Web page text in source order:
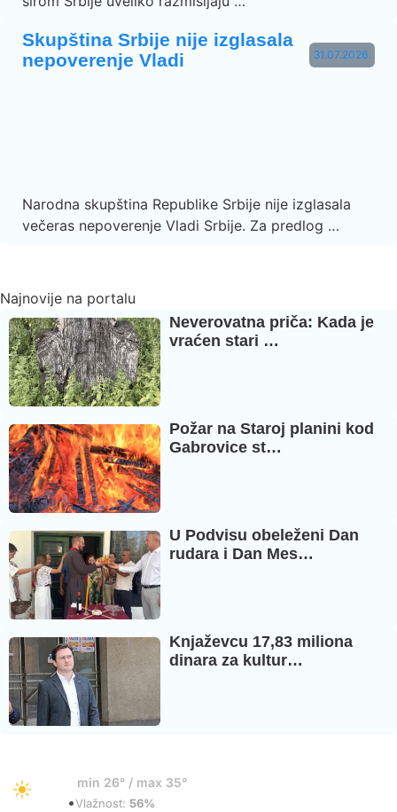
31.07.2026.
Skupština Srbije nije izglasala
nepoverenje Vladi
Narodna skupština Republike Srbije nije izglasala
večeras nepoverenje Vladi Srbije. Za predlog …
Najnovije na portalu
Neverovatna priča: Kada je
vraćen stari …
Požar na Staroj planini kod
Gabrovice st…
U Podvisu obeleženi Dan
rudara i Dan Mes…
Knjaževcu 17,83 miliona
dinara za kultur…
min 26° / max 35°
•Vlažnost: 56%